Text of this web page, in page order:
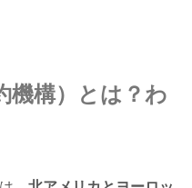
機構）とは？わ